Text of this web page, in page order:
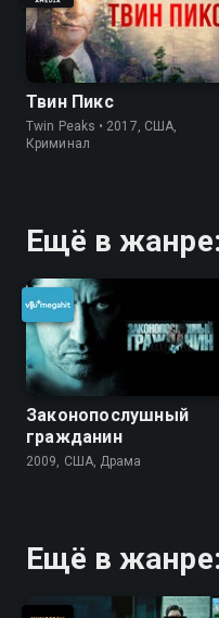
Твин Пикс
Twin Peaks • 2017, США,
Криминал
Ещё в
Законопослушный
гражданин
2009, США, Драма
Ещё в